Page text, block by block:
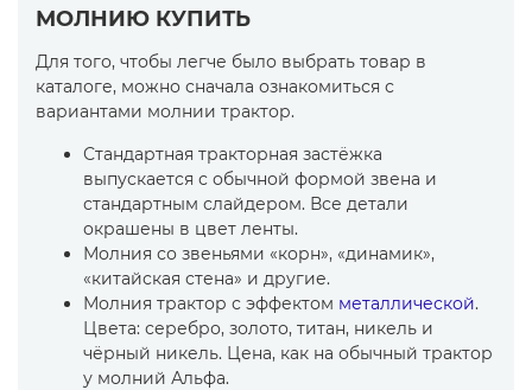
МОЛНИЮ КУПИТЬ
Для того, чтобы легче было выбрать товар в
каталоге, можно сначала ознакомиться с
вариантами молнии трактор.
Стандартная тракторная застёжка
выпускается с обычной формой звена и
стандартным слайдером. Все детали
окрашены в цвет ленты.
Молния со звеньями «корн», «динамик»,
«китайская стена» и другие.
Молния трактор с эффектом металлической.
Цвета: серебро, золото, титан, никель и
чёрный никель. Цена, как на обычный трактор
у молний Альфа.